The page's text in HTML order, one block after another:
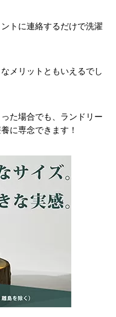
トに連絡するだけで洗濯
メリットともいえるでし
た場合でも、ランドリー
に専念できます！